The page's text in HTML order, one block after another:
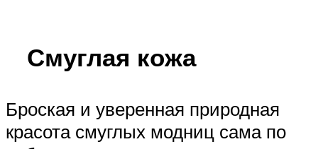
Смуглая кожа
Броская и уверенная природная
красота смуглых модниц сама по